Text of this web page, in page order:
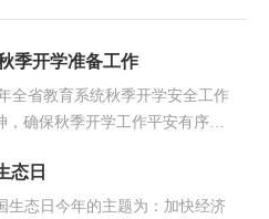
季开学准备工作
全省教育系统秋季开学安全工作
，确保秋季开学工作平安有序，8
开学准备工作进行检查指导。刘
看了校南门道路改造，逸夫楼消
态日
生态日今年的主题为：加快经济